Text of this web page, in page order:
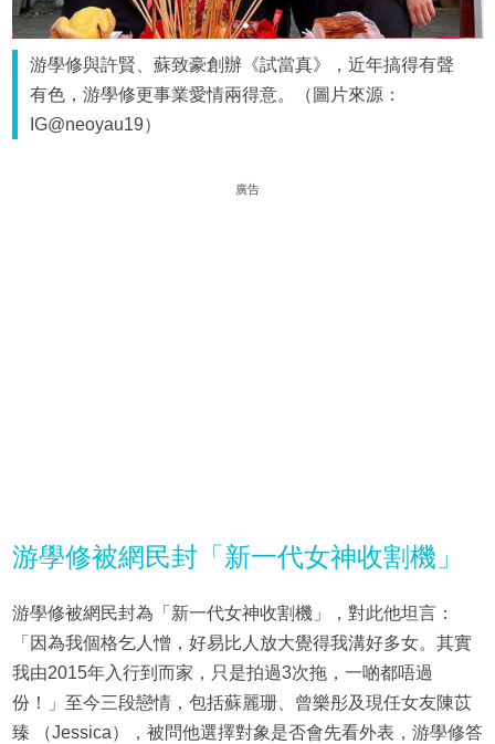
游學修與許賢、蘇致豪創辦《試當真》，近年搞得有聲
有色，游學修更事業愛情兩得意。（圖片來源：
IG@neoyau19）
廣告
游學修被網民封「新一代女神收割機」
游學修被網民封為「新一代女神收割機」，對此他坦言：
「因為我個格乞人憎，好易比人放大覺得我溝好多女。其實
我由2015年入行到而家，只是拍過3次拖，一啲都唔過
份！」至今三段戀情，包括蘇麗珊、曾樂彤及現任女友陳苡
臻 （Jessica），被問他選擇對象是否會先看外表，游學修答